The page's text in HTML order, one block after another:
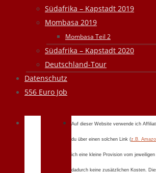
Südafrika – Kapstadt 2019
Mombasa 2019
Mombasa Teil 2
Südafrika – Kapstadt 2020
Deutschland-Tour
Datenschutz
556 Euro Job
Auf dieser Website verwende ich
du über einen solchen Link (z.B.
ich eine kleine Provision vom
dadurch keine zusätzlichen Kosten.